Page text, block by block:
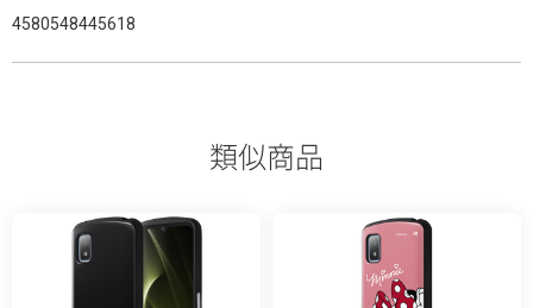
4580548445618
類似商品